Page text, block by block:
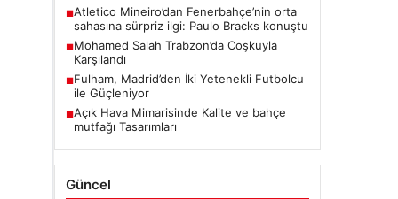
■Atletico Mineiro’dan Fenerbahçe’nin orta
sahasına sürpriz ilgi: Paulo Bracks konuştu
■Mohamed Salah Trabzon’da Coşkuyla
Karşılandı
■Fulham, Madrid’den İki Yetenekli Futbolcu
ile Güçleniyor
■Açık Hava Mimarisinde Kalite ve bahçe
mutfağı Tasarımları
Güncel